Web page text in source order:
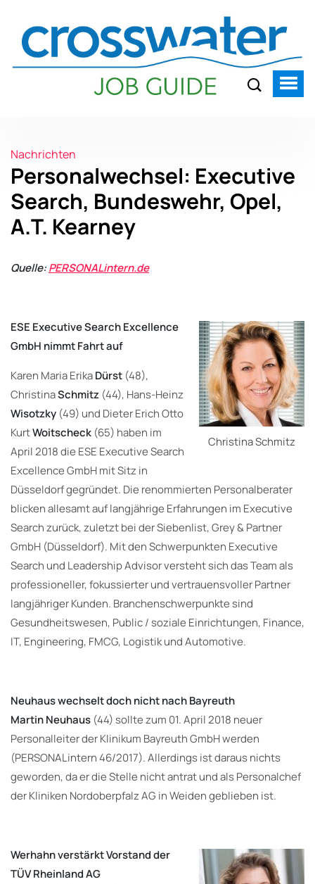
Nachrichten
Personalwechsel: Executive
Search, Bundeswehr, Opel,
A.T. Kearney
Quelle:PERSONALintern.de
Christina Schmitz
ESE Executive Search Excellence
GmbH nimmt Fahrt auf
Karen Maria ErikaDürst (48),
ChristinaSchmitz (44), Hans-Heinz
Wisotzky (49) und Dieter Erich Otto
KurtWoitscheck (65) haben im
April 2018 die ESE Executive Search
Excellence GmbH mit Sitz in
Düsseldorf gegründet. Die renommierten Personalberater
blicken allesamt auf langjährige Erfahrungen im Executive
Search zurück, zuletzt bei der Siebenlist, Grey & Partner
GmbH (Düsseldorf). Mit den Schwerpunkten Executive
Search und Leadership Advisor versteht sich das Team als
professioneller, fokussierter und vertrauensvoller Partner
langjähriger Kunden. Branchenschwerpunkte sind
Gesundheitswesen, Public / soziale Einrichtungen, Finance,
IT, Engineering, FMCG, Logistik und Automotive.
Neuhaus wechselt doch nicht nach Bayreuth
Martin Neuhaus (44) sollte zum 01. April 2018 neuer
Personalleiter der Klinikum Bayreuth GmbH werden
(PERSONALintern 46/2017). Allerdings ist daraus nichts
geworden, da er die Stelle nicht antrat und als Personalchef
der Kliniken Nordoberpfalz AG in Weiden geblieben ist.
Werhahn verstärkt Vorstand der
TÜV Rheinland AG